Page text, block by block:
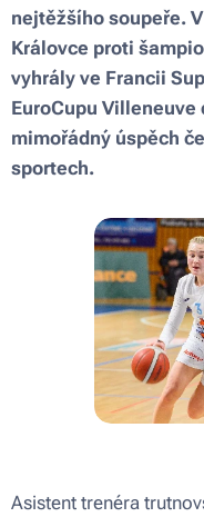
nejtěžšího soupeře.
Královce proti
vyhrály ve Francii
EuroCupu Villeneuve
mimořádný úspěch
sportech.
Asistent trenéra